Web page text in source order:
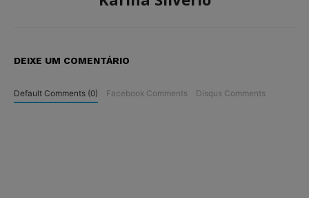
DEIXE UM COMENTÁRIO
Default Comments (0) Facebook Comments Disqus Comments